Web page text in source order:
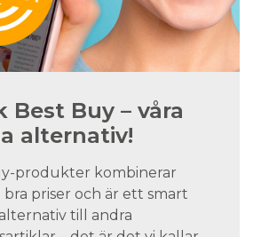
Best Buy – våra
alternativ!
produkter kombinerar
priser och är ett smart
till andra